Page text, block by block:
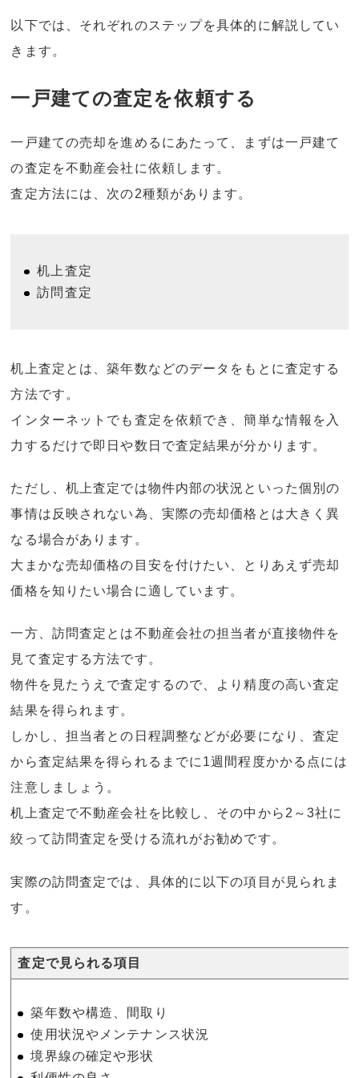
以下では、それぞれのステップを具体的に解説してい
きます。
一戸建ての査定を依頼する
一戸建ての売却を進めるにあたって、まずは一戸建て
の査定を不動産会社に依頼します。
査定方法には、次の2種類があります。
机上査定
訪問査定
机上査定とは、築年数などのデータをもとに査定する
方法です。
インターネットでも査定を依頼でき、簡単な情報を入
力するだけで即日や数日で査定結果が分かります。
ただし、机上査定では物件内部の状況といった個別の
事情は反映されない為、実際の売却価格とは大きく異
なる場合があります。
大まかな売却価格の目安を付けたい、とりあえず売却
価格を知りたい場合に適しています。
一方、訪問査定とは不動産会社の担当者が直接物件を
見て査定する方法です。
物件を見たうえで査定するので、より精度の高い査定
結果を得られます。
しかし、担当者との日程調整などが必要になり、査定
から査定結果を得られるまでに1週間程度かかる点には
注意しましょう。
机上査定で不動産会社を比較し、その中から2～3社に
絞って訪問査定を受ける流れがお勧めです。
実際の訪問査定では、具体的に以下の項目が見られま
す。
査定で見られる項目
築年数や構造、間取り
使用状況やメンテナンス状況
境界線の確定や形状